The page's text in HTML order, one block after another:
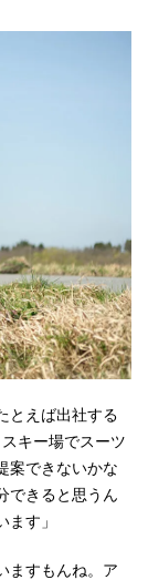
とえば出社する
キー場でスーツ
案できないかな
できると思うん
す」
ますもんね。ア